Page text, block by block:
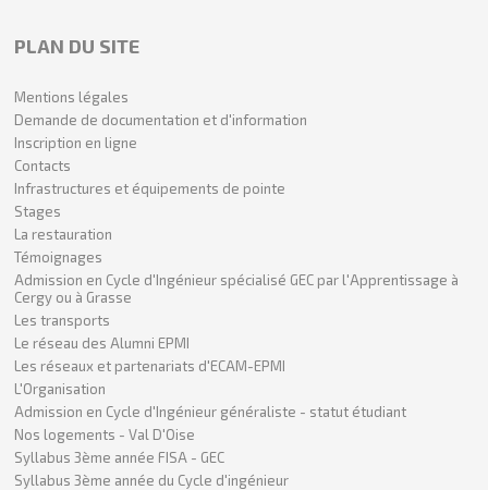
PLAN DU SITE
Mentions légales
Demande de documentation et d'information
Inscription en ligne
Contacts
Infrastructures et équipements de pointe
Stages
La restauration
Témoignages
Admission en Cycle d'Ingénieur spécialisé GEC par l'Apprentissage à
Cergy ou à Grasse
Les transports
Le réseau des Alumni EPMI
Les réseaux et partenariats d'ECAM-EPMI
L'Organisation
Admission en Cycle d'Ingénieur généraliste - statut étudiant
Nos logements - Val D'Oise
Syllabus 3ème année FISA - GEC
Syllabus 3ème année du Cycle d'ingénieur